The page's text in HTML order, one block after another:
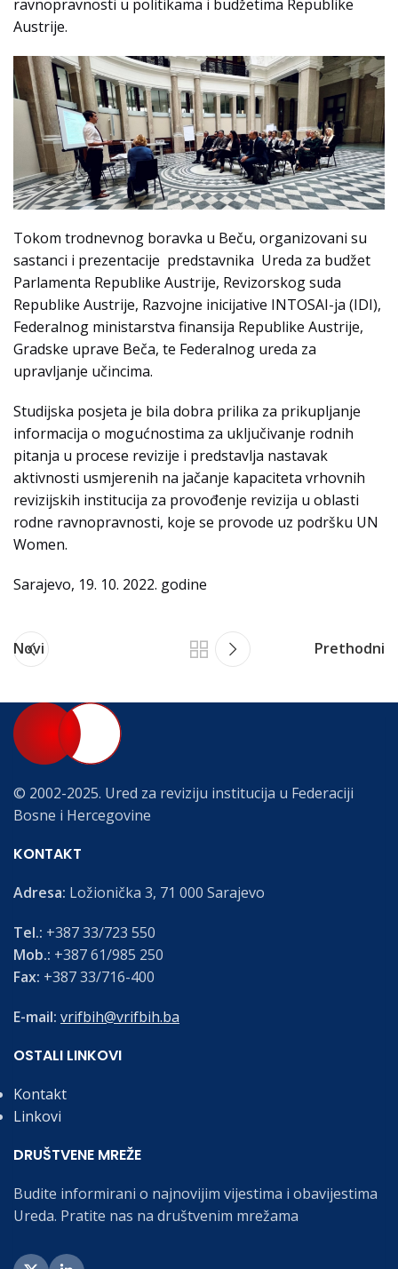
ravnopravnosti u politikama i budžetima Republike
Austrije.
Tokom trodnevnog boravka u Beču, organizovani su
sastanci i prezentacije predstavnika Ureda za budžet
Parlamenta Republike Austrije, Revizorskog suda
Republike Austrije, Razvojne inicijative INTOSAI-ja (IDI),
Federalnog ministarstva finansija Republike Austrije,
Gradske uprave Beča, te Federalnog ureda za
upravljanje učincima.
Studijska posjeta je bila dobra prilika za prikupljanje
informacija o mogućnostima za uključivanje rodnih
pitanja u procese revizije i predstavlja nastavak
aktivnosti usmjerenih na jačanje kapaciteta vrhovnih
revizijskih institucija za provođenje revizija u oblasti
rodne ravnopravnosti, koje se provode uz podršku UN
Women.
Sarajevo, 19. 10. 2022. godine
Novi Prethodni
© 2002-2025. Ured za reviziju institucija u Federaciji
Bosne i Hercegovine
KONTAKT
Adresa: Ložionička 3, 71 000 Sarajevo
Tel.: +387 33/723 550
Mob.: +387 61/985 250
Fax: +387 33/716-400
E-mail: vrifbih@vrifbih.ba
OSTALI LINKOVI
Kontakt
Linkovi
DRUŠTVENE MREŽE
Budite informirani o najnovijim vijestima i obavijestima
Ureda. Pratite nas na društvenim mrežama